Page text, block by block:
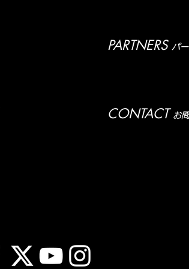
PARTNERS パ
CONTACT お